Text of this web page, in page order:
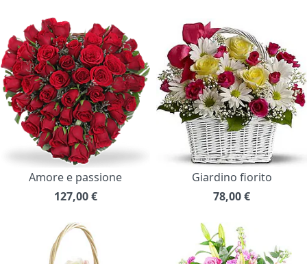
Amore e passione
127,00 €
Giardino fiorito
78,00€